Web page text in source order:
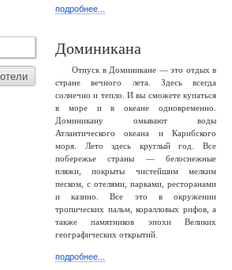
подробнее...
отели
Доминикана
Отпуск в Доминикане — это отдых в
стране вечного лета. Здесь всегда
солнечно и тепло. И вы сможете купаться
в море и в океане одновременно.
Доминикану омывают воды
Атлантического океана и Карибского
моря. Лето здесь круглый год. Все
побережье страны — белоснежные
пляжи, покрыты чистейшим мелким
песком, с отелями, парками, ресторанами
и казино. Все это в окружении
тропических пальм, коралловых рифов, а
также памятников эпохи Великих
географических открытий.
подробнее...